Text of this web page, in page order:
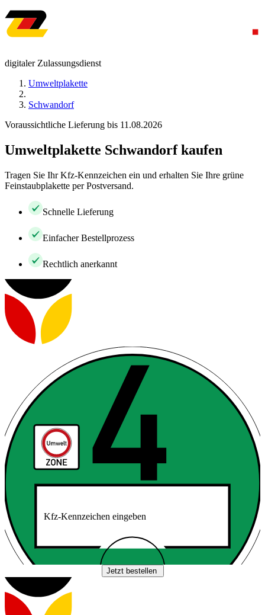
digitaler Zulassungsdienst
Umweltplakette
Schwandorf
Voraussichtliche Lieferung bis 11.08.2026
Umweltplakette Schwandorf kaufen
Tragen Sie Ihr Kfz-Kennzeichen ein und erhalten Sie Ihre grüne
Feinstaubplakette per Postversand.
Schnelle Lieferung
Einfacher Bestellprozess
Rechtlich anerkannt
Kfz-Kennzeichen eingeben
Jetzt bestellen